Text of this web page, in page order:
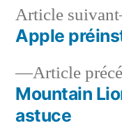
de
l’article
Article
Mountain
astuce
Article suivant
Apple